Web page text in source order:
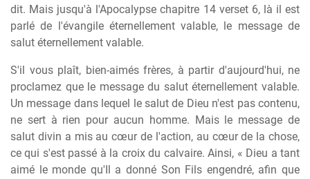
dit. Mais jusqu'à l'Apocalypse chapitre 14 verset 6, là il est
parlé de l'évangile éternellement valable, le message de
salut éternellement valable.
S'il vous plaît, bien-aimés frères, à partir d'aujourd'hui, ne
proclamez que le message du salut éternellement valable.
Un message dans lequel le salut de Dieu n'est pas contenu,
ne sert à rien pour aucun homme. Mais le message de
salut divin a mis au cœur de l'action, au cœur de la chose,
ce qui s'est passé à la croix du calvaire. Ainsi, « Dieu a tant
aimé le monde qu'Il a donné Son Fils engendré, afin que